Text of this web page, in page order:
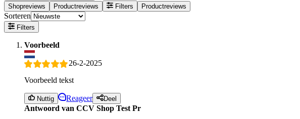
Shopreviews
Productreviews Filters Productreviews
Sorteren
Filters
Voorbeeld
26-2-2025
Voorbeeld tekst
Nuttig Reageer Deel
Antwoord van CCV Shop Test Pr